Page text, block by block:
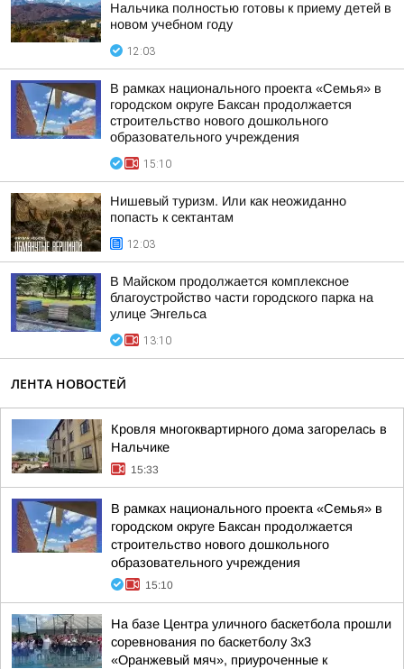
Нальчика полностью готовы к приему детей в
новом учебном году
12:03
В рамках национального проекта «Семья» в
городском округе Баксан продолжается
строительство нового дошкольного
образовательного учреждения
15:10
Нишевый туризм. Или как неожиданно
попасть к сектантам
12:03
В Майском продолжается комплексное
благоустройство части городского парка на
улице Энгельса
13:10
ЛЕНТА НОВОСТЕЙ
Кровля многоквартирного дома загорелась в
Нальчике
15:33
В рамках национального проекта «Семья» в
городском округе Баксан продолжается
строительство нового дошкольного
образовательного учреждения
15:10
На базе Центра уличного баскетбола прошли
соревнования по баскетболу 3x3
«Оранжевый мяч», приуроченные к